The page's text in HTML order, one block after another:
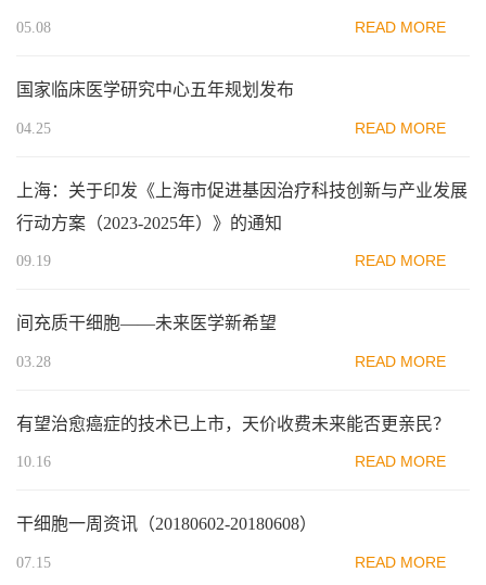
05.08 READ MORE
国家临床医学研究中心五年规划发布
04.25 READ MORE
上海：关于印发《上海市促进基因治疗科技创新与产业发展
行动方案（2023-2025年）》的通知
09.19 READ MORE
间充质干细胞——未来医学新希望
03.28 READ MORE
有望治愈癌症的技术已上市，天价收费未来能否更亲民？
10.16 READ MORE
干细胞一周资讯（20180602-20180608）
07.15 READ MORE